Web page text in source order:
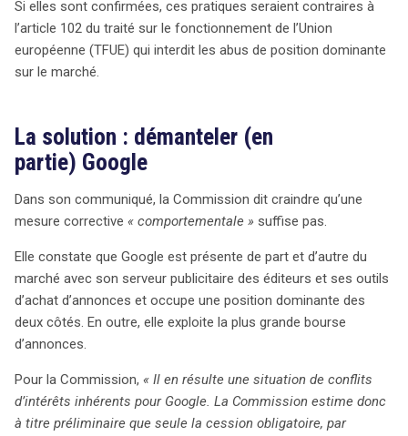
Si elles sont confirmées, ces pratiques seraient contraires à
l’article 102 du traité sur le fonctionnement de l’Union
européenne (TFUE) qui interdit les abus de position dominante
sur le marché.
La solution : démanteler (en
partie) Google
Dans son communiqué, la Commission dit craindre qu’une
mesure corrective « comportementale » suffise pas.
Elle constate que Google est présente de part et d’autre du
marché avec son serveur publicitaire des éditeurs et ses outils
d’achat d’annonces et occupe une position dominante des
deux côtés. En outre, elle exploite la plus grande bourse
d’annonces.
Pour la Commission, « Il en résulte une situation de conflits
d’intérêts inhérents pour Google. La Commission estime donc
à titre préliminaire que seule la cession obligatoire, par
search